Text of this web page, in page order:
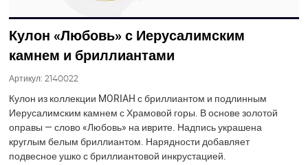
Кулон «Любовь» с Иерусалимским
камнем и бриллиантами
Артикул:2140022
Кулон из коллекции MORIAH с бриллиантом и подлинным
Иерусалимским камнем с Храмовой горы. В основе золотой
оправы — слово «Любовь» на иврите. Надпись украшена
круглым белым бриллиантом. Нарядности добавляет
подвесное ушко с бриллиантовой инкрустацией.